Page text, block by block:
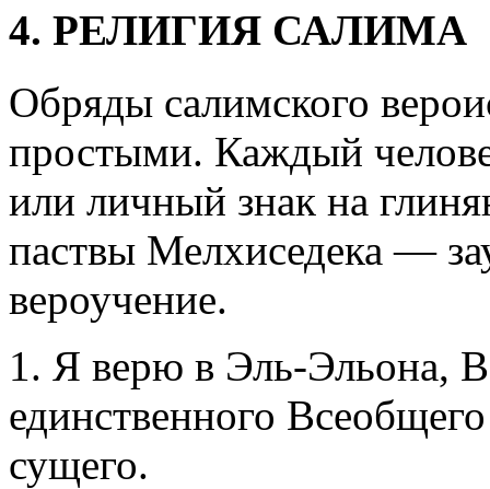
4. РЕЛИГИЯ САЛИМА
Обряды салимского
простыми. Каждый
или личный знак на
паствы Мелхиседека —
вероучение.
1. Я верю в Эль-Эльона,
единственного
сущего.